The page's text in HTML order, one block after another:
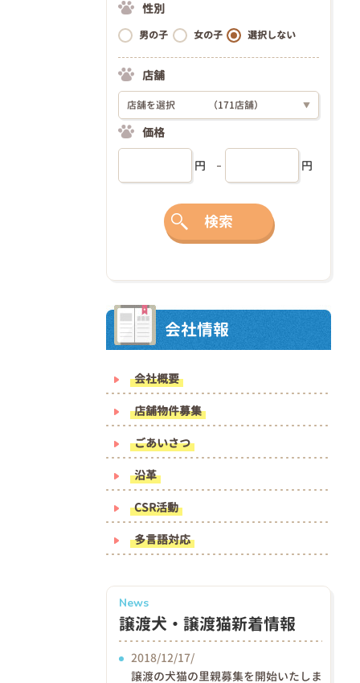
性別
男の子 女の子 選択しない
店舗
店舗を選択 （171店舗） ▼
価格
円 円
検索
会社情報
会社概要
店舗物件募集
ごあいさつ
沿革
CSR活動
多言語対応
News
譲渡犬・譲渡猫新着情報
2018/12/17/
譲渡の犬猫の里親募集を開始いたしま